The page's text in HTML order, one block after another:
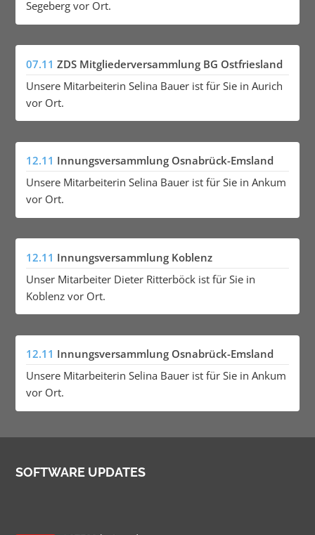
Segeberg vor Ort.
07.11 ZDS Mitgliederversammlung BG Ostfriesland
Unsere Mitarbeiterin Selina Bauer ist für Sie in Aurich
vor Ort.
12.11 Innungsversammlung Osnabrück-Emsland
Unsere Mitarbeiterin Selina Bauer ist für Sie in Ankum
vor Ort.
12.11 Innungsversammlung Koblenz
Unser Mitarbeiter Dieter Ritterböck ist für Sie in
Koblenz vor Ort.
12.11 Innungsversammlung Osnabrück-Emsland
Unsere Mitarbeiterin Selina Bauer ist für Sie in Ankum
vor Ort.
SOFTWARE UPDATES